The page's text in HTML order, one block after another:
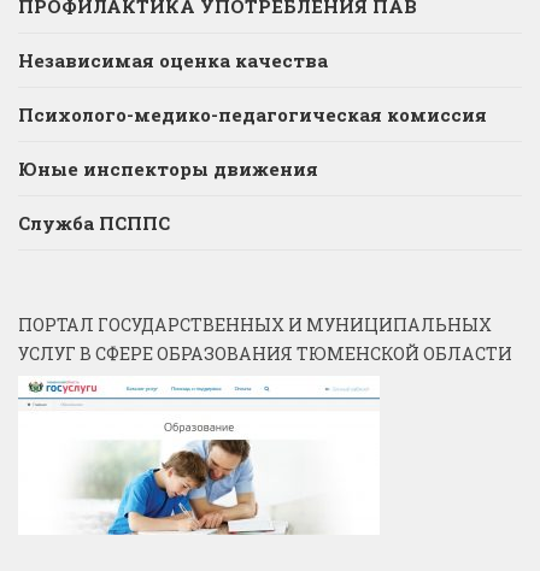
ПРОФИЛАКТИКА УПОТРЕБЛЕНИЯ ПАВ
Независимая оценка качества
Психолого-медико-педагогическая комиссия
Юные инспекторы движения
Служба ПСППС
ПОРТАЛ ГОСУДАРСТВЕННЫХ И МУНИЦИПАЛЬНЫХ
УСЛУГ В СФЕРЕ ОБРАЗОВАНИЯ ТЮМЕНСКОЙ ОБЛАСТИ